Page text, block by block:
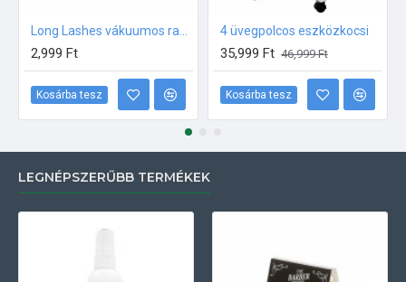
2,999 Ft
Kosárba tesz
4 üvegpolcos eszközkocsi
35,999 Ft 46,999 Ft
Kosárba tesz
LEGNÉPSZERŰBB TERMÉKEK